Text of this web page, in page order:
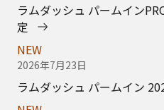
ラムダッシュ パームイン
定
NEW
2026年7月23日
ラムダッシュ パームイン